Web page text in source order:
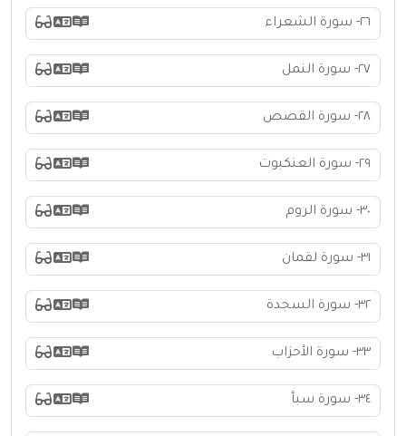
٢٦- سورة الشعراء
٢٧- سورة النمل
٢٨- سورة القصص
٢٩- سورة العنكبوت
٣٠- سورة الروم
٣١- سورة لقمان
٣٢- سورة السجدة
٣٣- سورة الأحزاب
٣٤- سورة سبأ